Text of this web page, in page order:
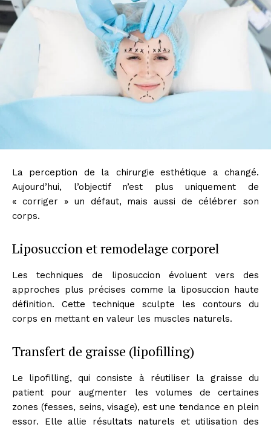
La perception de la chirurgie esthétique a changé.
Aujourd’hui, l’objectif n’est plus uniquement de
« corriger » un défaut, mais aussi de célébrer son
corps.
Liposuccion et remodelage corporel
Les techniques de liposuccion évoluent vers des
approches plus précises comme la liposuccion haute
définition. Cette technique sculpte les contours du
corps en mettant en valeur les muscles naturels.
Transfert de graisse (lipofilling)
Le lipofilling, qui consiste à réutiliser la graisse du
patient pour augmenter les volumes de certaines
zones (fesses, seins, visage), est une tendance en plein
essor. Elle allie résultats naturels et utilisation des